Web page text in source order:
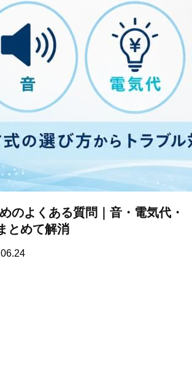
のよくある質問｜音・電気代・
とめて解消